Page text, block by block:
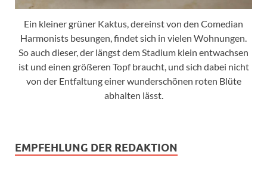
Ein kleiner grüner Kaktus, dereinst von den Comedian
Harmonists besungen, findet sich in vielen Wohnungen.
So auch dieser, der längst dem Stadium klein entwachsen
ist und einen größeren Topf braucht, und sich dabei nicht
von der Entfaltung einer wunderschönen roten Blüte
abhalten lässt.
EMPFEHLUNG DER REDAKTION